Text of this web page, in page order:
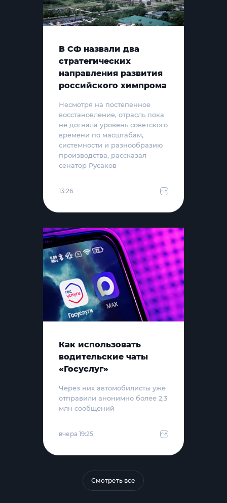
В СФ назвали два
стратегических
направления развития
российского химпрома
Несмотря на постепенное
восстановление, отрасль пока
не догнала уровень советского
времени по масштабам,
системности и разнообразию
производства, рассказал
сенатор Русаков
13:26
Как использовать
водительские чаты
«Госуслуг»
Через них автомобилисты уже
отправили анонимно более 2,3
млн сообщений
вчера 19:25
Смотреть все